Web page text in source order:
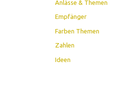
Anlässe & Themen
Empfänger
Farben Themen
Zahlen
Ideen